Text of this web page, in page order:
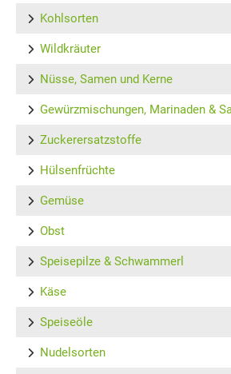
Kohlsorten
Wildkräuter
Nüsse, Samen und Kerne
Gewürzmischungen, Marinaden &
Zuckerersatzstoffe
Hülsenfrüchte
Gemüse
Obst
Speisepilze & Schwammerl
Käse
Speiseöle
Nudelsorten